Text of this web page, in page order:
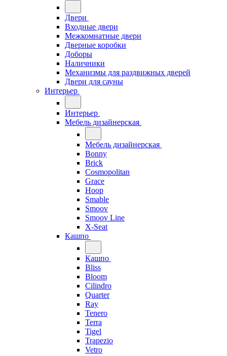
Двери
Входные двери
Межкомнатные двери
Дверные коробки
Доборы
Наличники
Механизмы для раздвижных дверей
Двери для сауны
Интерьер
Интерьер
Мебель дизайнерская
Мебель дизайнерская
Bonny
Brick
Cosmopolitan
Grace
Hoop
Smable
Smoov
Smoov Line
X-Seat
Кашпо
Кашпо
Bliss
Bloom
Cilindro
Quarter
Ray
Tenero
Terra
Tigel
Trapezio
Vetro